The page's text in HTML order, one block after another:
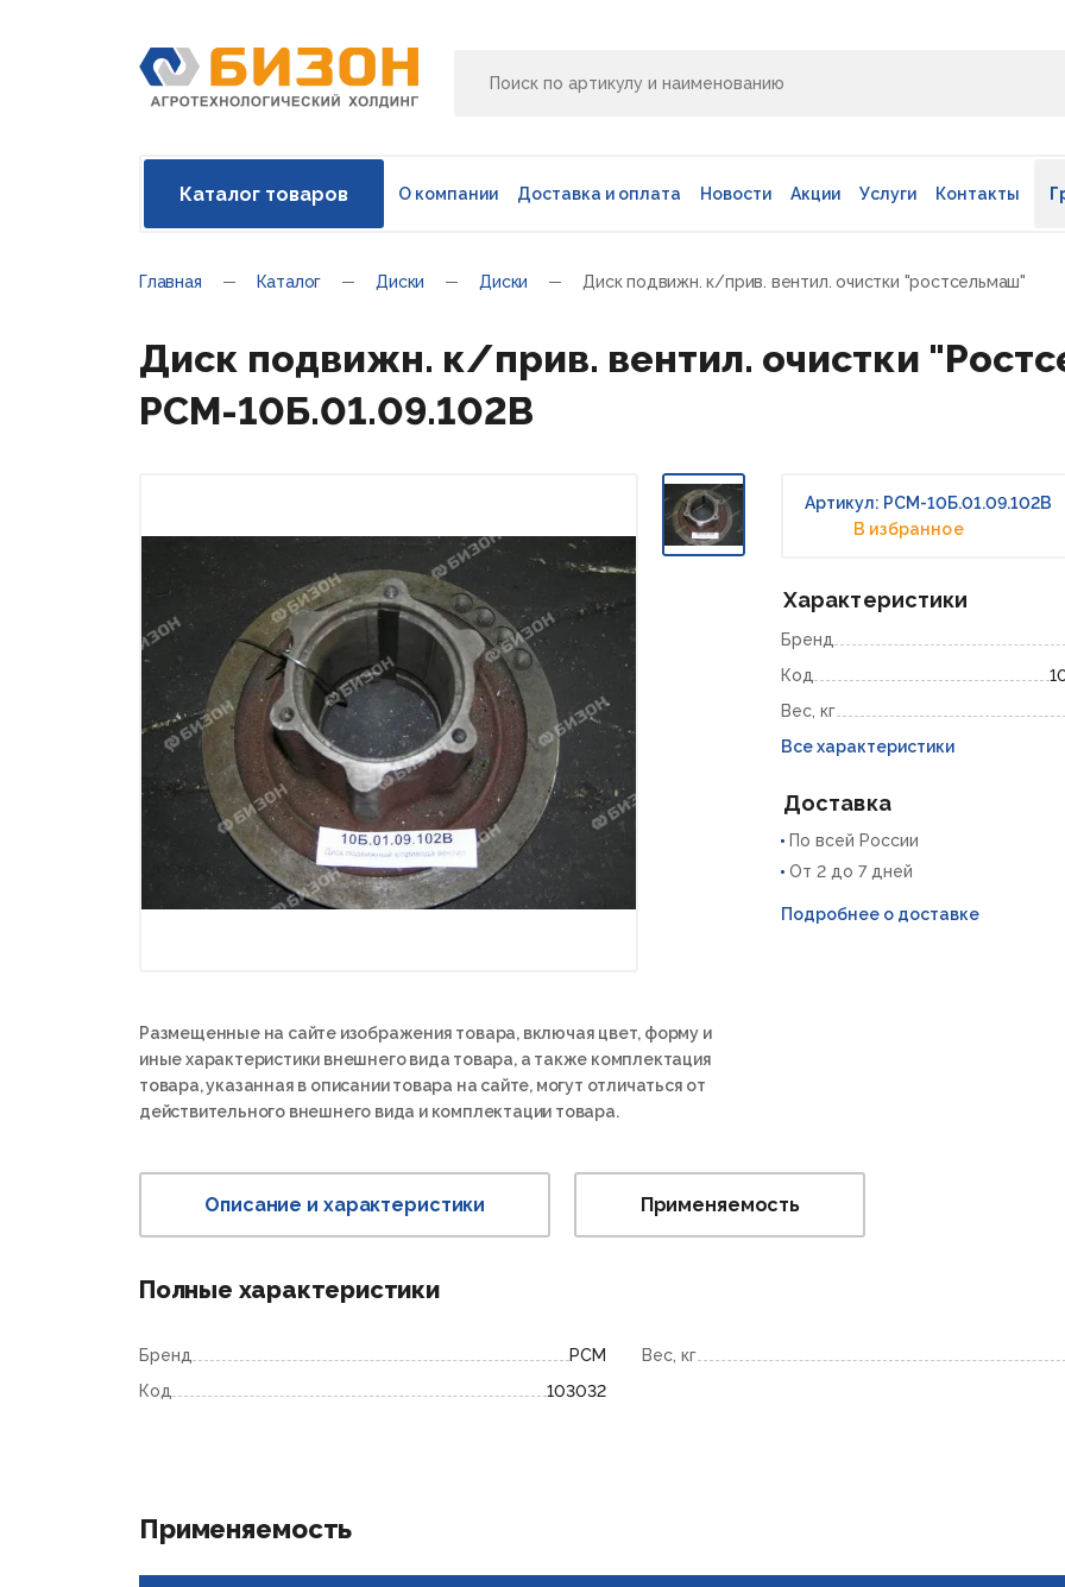
Каталог товаров О компании Доставка и оплата Новости Акции Услуги Контакты
Главная Каталог Диски Диски Диск подвижн. к/прив. вентил. очистки "ростсельмаш"
Диск подвижн. к/прив. вентил. очистки
РСМ-10Б.01.09.102В
Размещенные на сайте изображения товара, включая цвет, форму и
иные характеристики внешнего вида товара, а также комплектация
товара, указанная в описании товара на сайте, могут отличаться от
действительного внешнего вида и комплектации товара.
Артикул: РСМ-10Б.01.09.102В
В избранное
Характеристики
Бренд
Код
Вес, кг
Все характеристики
Доставка
По всей России
От 2 до 7 дней
Подробнее о доставке
Описание и характеристики Применяемость
Полные характеристики
Бренд
РСМ
Код
103032
Вес, кг
Применяемость